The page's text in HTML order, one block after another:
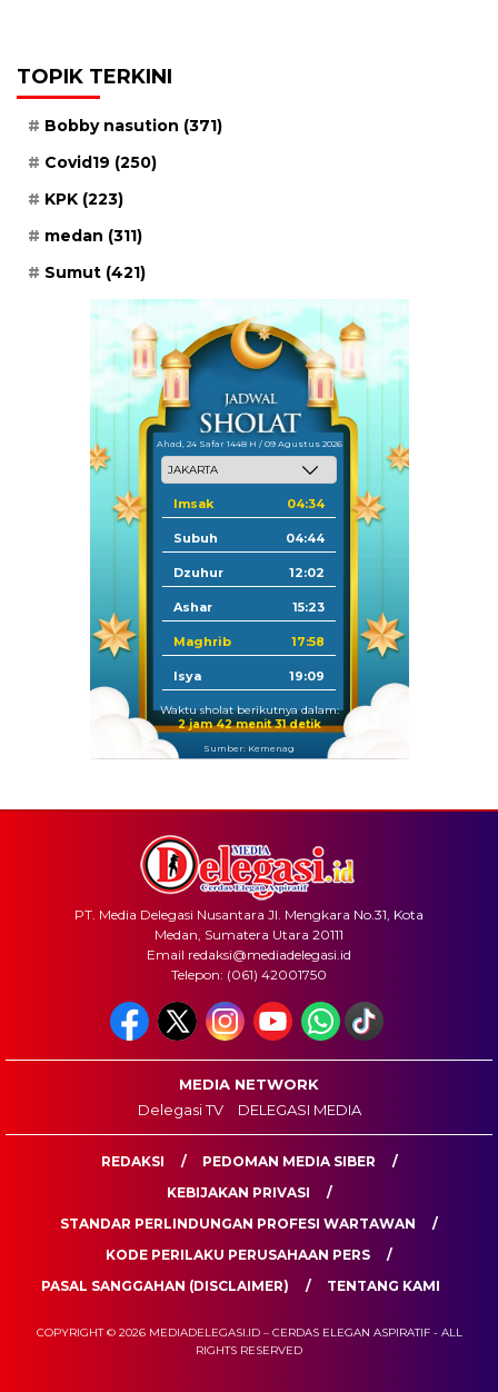
TOPIK TERKINI
Bobby nasution (371)
Covid19 (250)
KPK (223)
medan (311)
Sumut (421)
Ahad, 24 Safar 1448 H / 09 Agustus 2026
Imsak 04:34
Subuh 04:44
Dzuhur 12:02
Ashar 15:23
Maghrib 17:58
Isya 19:09
Waktu sholat berikutnya dalam:
2 jam 42 menit 30 detik
Sumber: Kemenag
PT. Media Delegasi Nusantara Jl. Mengkara No.31, Kota
Medan, Sumatera Utara 20111
Email redaksi@mediadelegasi.id
Telepon: (061) 42001750
MEDIA NETWORK
Delegasi TV
DELEGASI MEDIA
REDAKSI
PEDOMAN MEDIA SIBER
KEBIJAKAN PRIVASI
STANDAR PERLINDUNGAN PROFESI WARTAWAN
KODE PERILAKU PERUSAHAAN PERS
PASAL SANGGAHAN (DISCLAIMER)
TENTANG KAMI
COPYRIGHT © 2026 MEDIADELEGASI.ID – CERDAS ELEGAN ASPIRATIF - ALL
RIGHTS RESERVED